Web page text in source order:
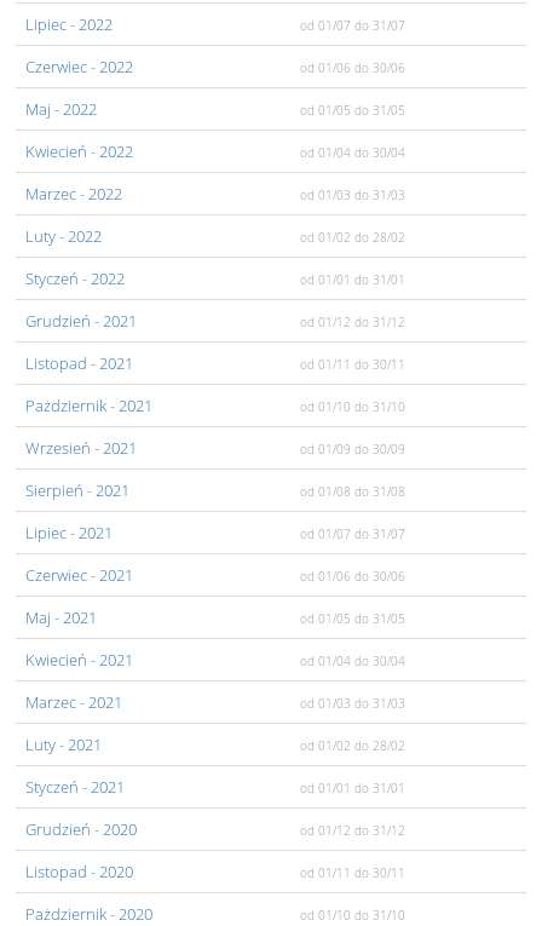
Lipiec- 2022 od 01/07 do 31/07
Czerwiec- 2022 od 01/06 do 30/06
Maj - 2022 od 01/05 do 31/05
Kwiecień - 2022 od 01/04 do 30/04
Marzec- 2022 od 01/03 do 31/03
Luty- 2022 od 01/02 do 28/02
Styczeń - 2022 od 01/01 do 31/01
Grudzień - 2021 od 01/12 do 31/12
Listopad - 2021 od 01/11 do 30/11
Pażdziernik- 2021 od 01/10 do 31/10
Wrzesień - 2021 od 01/09 do 30/09
Sierpień - 2021 od 01/08 do 31/08
Lipiec- 2021 od 01/07 do 31/07
Czerwiec- 2021 od 01/06 do 30/06
Maj - 2021 od 01/05 do 31/05
Kwiecień - 2021 od 01/04 do 30/04
Marzec- 2021 od 01/03 do 31/03
Luty- 2021 od 01/02 do 28/02
Styczeń - 2021 od 01/01 do 31/01
Grudzień - 2020 od 01/12 do 31/12
Listopad - 2020 od 01/11 do 30/11
Pażdziernik- 2020 od 01/10 do 31/10